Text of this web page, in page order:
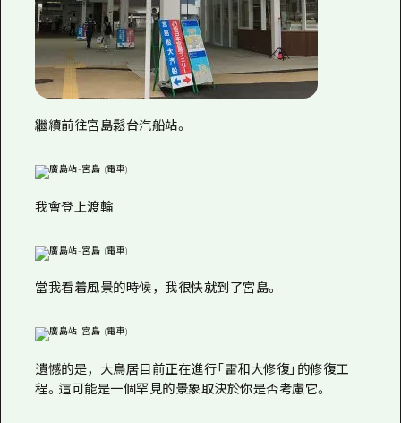
繼續前往宮島鬆台汽船站。
我會登上渡輪
當我看着風景的時候，我很快就到了宮島。
遺憾的是，大鳥居目前正在進行「雷和大修復」的修復工
程。這可能是一個罕見的景象取決於你是否考慮它。